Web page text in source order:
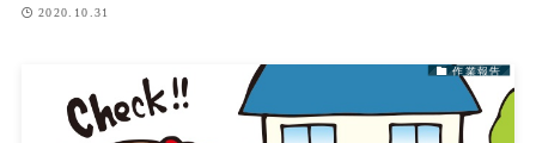
2020.10.31
作業報告